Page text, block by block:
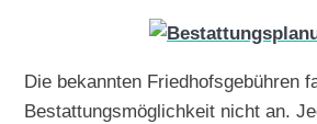
Die bekannten Friedhofsgebühren
Bestattungsmöglichkeit nicht an.